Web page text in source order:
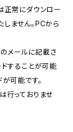
正常にダウンロー
ません。PCから
メールに記載さ
することが可能
可能です。
行っておりませ